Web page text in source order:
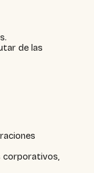
de las
corporativos,